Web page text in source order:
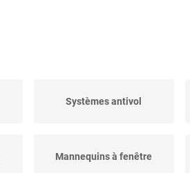
Systèmes antivol
Mannequins à fenêtre